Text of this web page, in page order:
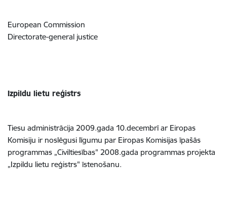
European Commission
Directorate-general justice
Izpildu lietu reģistrs
Tiesu administrācija 2009.gada 10.decembrī ar Eiropas
Komisiju ir noslēgusi līgumu par Eiropas Komisijas īpašās
programmas „Civiltiesības" 2008.gada programmas projekta
„Izpildu lietu reģistrs" īstenošanu.